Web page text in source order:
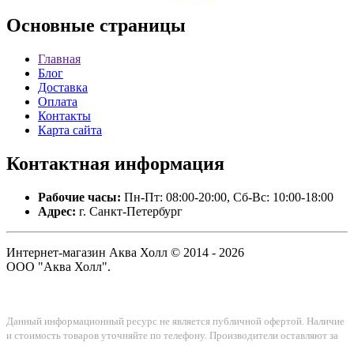
Основные страницы
Главная
Блог
Доставка
Оплата
Контакты
Карта сайта
Контактная информация
Рабочие часы: Пн-Пт: 08:00-20:00, Сб-Вс: 10:00-18:00
Адрес: г. Санкт-Петербург
Интернет-магазин Аква Холл © 2014 - 2026
ООО "Аква Холл".
Данный информационный ресурс не является публичной офертой. Наличие
и стоимость товаров уточняйте по телефону. Производители оставляют за